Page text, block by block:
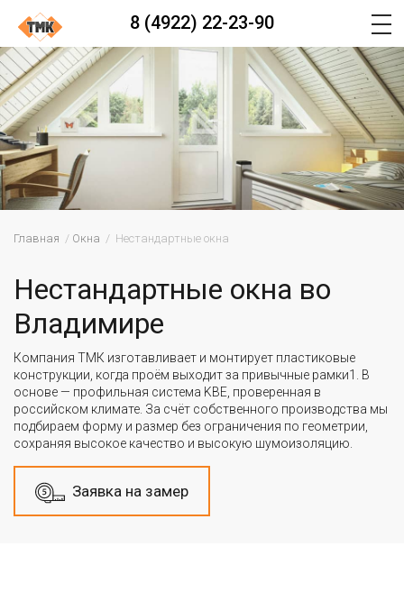
8 (4922) 22-23-90
Главная Окна Нестандартные окна
Нестандартные окна во
Владимире
Компания ТМК изготавливает и монтирует пластиковые
конструкции, когда проём выходит за привычные рамки1. В
основе — профильная система KBE, проверенная в
российском климате. За счёт собственного производства мы
подбираем форму и размер без ограничения по геометрии,
сохраняя высокое качество и высокую шумоизоляцию.
Заявка на замер